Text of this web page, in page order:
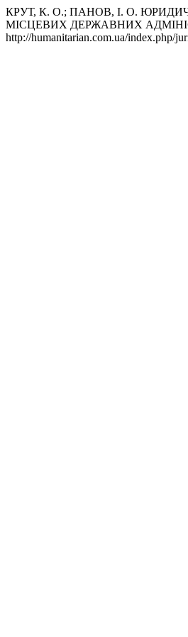
КРУТ, К. О.; ПАНОВ, І. О.
МІСЦЕВИХ ДЕРЖАВНИХ
http://humanitarian.com.ua/index.php/